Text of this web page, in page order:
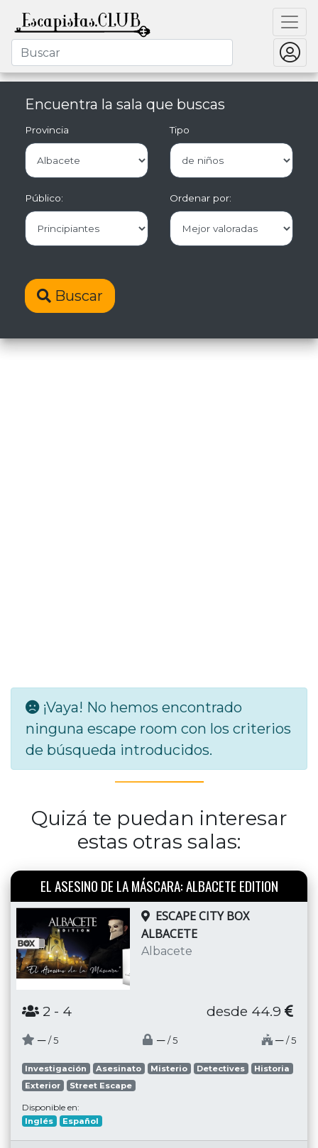
Encuentra la sala que buscas
Provincia Tipo
Público: Ordenar por:
Buscar
¡Vaya! No hemos encontrado
ninguna escape room con los criterios
de búsqueda introducidos.
Quizá te puedan interesar
estas otras salas:
EL ASESINO DE LA MÁSCARA: ALBACETE EDITION
ESCAPE CITY BOX
ALBACETE
Albacete
2 - 4 desde 44.9
─ / 5 ─ / 5 ─ / 5
Investigación Asesinato Misterio Detectives
Historia
Exterior
Street Escape
Disponible en:
Inglés Español